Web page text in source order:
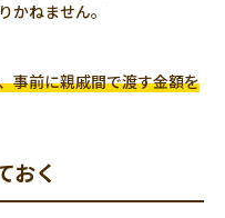
かねません。
事前に親戚間で渡す金額を
おく